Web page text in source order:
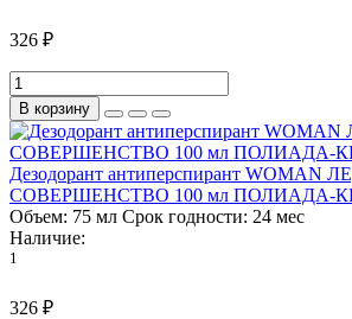
326 ₽
В корзину
Дезодорант антиперспирант WOMAN
СОВЕРШЕНСТВО 100 мл ПОЛИАДА-
Объем: 75 мл Срок годности: 24 мес
Наличие:
1
326 ₽